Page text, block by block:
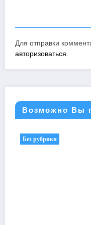
Для отправки
авторизоваться.
Возможно Вы
Без рубрики